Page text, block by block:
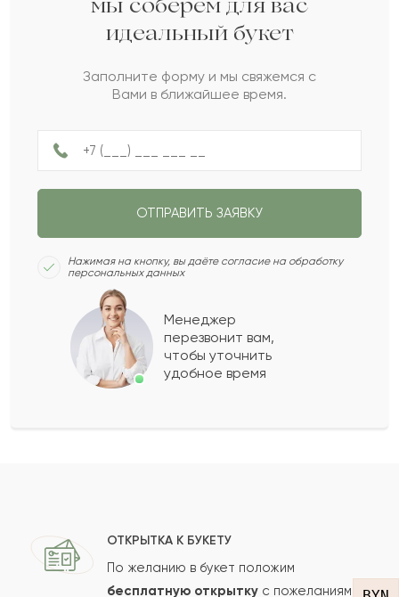
2022-05-18
Созия
Демид
З Захария
Данелия
Показать еще
Ваш e-mail
мы соберем для вас
идеальный букет
Заполните форму и мы свяжемся с
Вами в ближайшее время.
ОТПРАВИТЬ ЗАЯВКУ
Нажимая на кнопку, вы даёте согласие на обработку
персональных данных
Менеджер
перезвонит вам,
чтобы уточнить
удобное время
ОТКРЫТКА К БУКЕТУ
По желанию в букет положим
бесплатную открытку с пожеланиями